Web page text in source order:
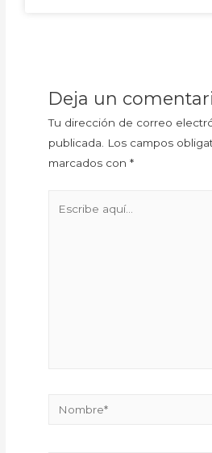
Deja un
Tu dirección de correo
publicada. Los campos
marcados con*